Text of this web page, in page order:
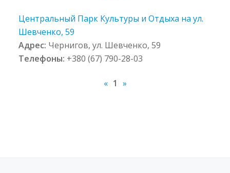
Центральный Парк Культуры и Отдыха на ул.
Шевченко, 59
Адрес: Чернигов, ул. Шевченко, 59
Телефоны: +380 (67) 790-28-03
« 1 »